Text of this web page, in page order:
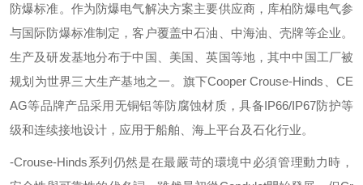
防爆标准。作为防爆电气解决方案主要供应商，库柏防爆电气参
与国际防爆标准制定，客户覆盖中石油、中海油、壳牌等企业。
生产及研发基地分布于中国、美国、英国等地，其中中国工厂被
规划为世界三大生产基地之一。旗下Cooper Crouse-Hinds 、CE
AG等品牌产品采用无铜铝等防腐蚀材质，具备IP66/IP67防护等
级和连续接地设计，应用于船舶、海上平台及石化行业。
-Crouse-Hinds系列仍然是在最嚴苛的環境中必須管理動力時，